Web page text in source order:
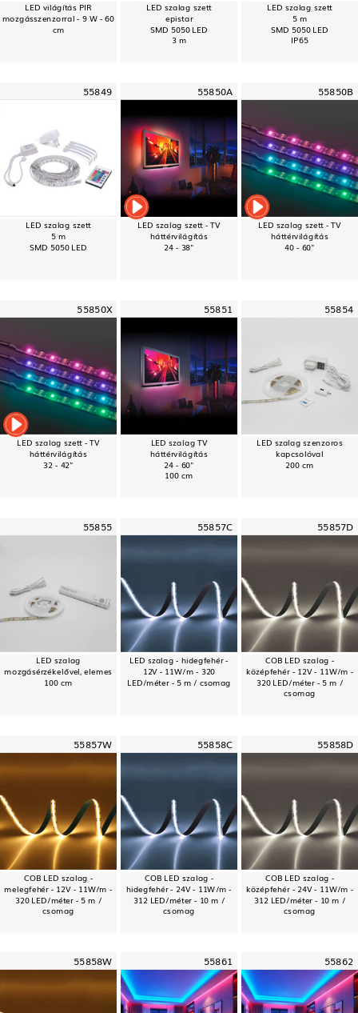
LED világítás PIR
mozgásszenzorral - 9 W - 60
cm
LED szalag szett
epistar
SMD 5050 LED
3 m
LED szalag szett
5 m
SMD 5050 LED
IP65
55849
LED szalag szett
5 m
SMD 5050 LED
55850A
LED szalag szett - TV
háttérvilágítás
24 - 38"
55850B
LED szalag szett - TV
háttérvilágítás
40 - 60"
55850X
LED szalag szett - TV
háttérvilágítás
32 - 42"
55851
LED szalag TV
háttérvilágítás
24 - 60"
100 cm
55854
LED szalag szenzoros
kapcsolóval
200 cm
55855
LED szalag
mozgásérzékelővel, elemes
100 cm
55857C
LED szalag - hidegfehér -
12V - 11W/m - 320
LED/méter - 5 m / csomag
55857D
COB LED szalag -
középfehér - 12V - 11W/m -
320 LED/méter - 5 m /
csomag
55857W
COB LED szalag -
melegfehér - 12V - 11W/m -
320 LED/méter - 5 m /
csomag
55858C
COB LED szalag -
hidegfehér - 24V - 11W/m -
312 LED/méter - 10 m /
csomag
55858D
COB LED szalag -
középfehér - 24V - 11W/m -
312 LED/méter - 10 m /
csomag
55858W 55861 55862